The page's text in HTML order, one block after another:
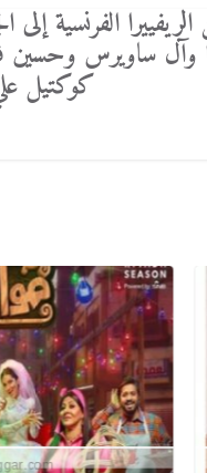
الفرنسية إلى
وآل ساويرس وحسين
كوكتيل